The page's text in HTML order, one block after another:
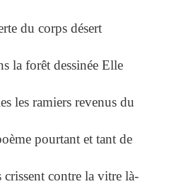
du corps désert
la forêt dessinée Elle
les ramiers revenus du
pourtant et tant de
contre la vitre là-